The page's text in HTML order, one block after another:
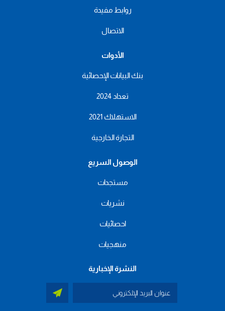
روابط مفيدة
الاتصال
الأدوات
بنك البيانات الإحصائية
تعداد 2024
الاستهلاك 2021
التجارة الخارجية
الوصول السريع
مستجدات
نشريات
احصائيات
منهجيات
النشرة الإخبارية